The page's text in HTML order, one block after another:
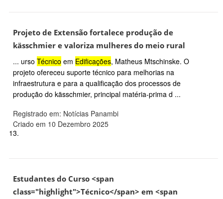
Projeto de Extensão fortalece produção de
kässchmier e valoriza mulheres do meio rural
... urso Técnico em Edificações, Matheus Mtschinske. O
projeto ofereceu suporte técnico para melhorias na
infraestrutura e para a qualificação dos processos de
produção do kässchmier, principal matéria-prima d ...
Registrado em: Notícias Panambi
Criado em 10 Dezembro 2025
13.
Estudantes do Curso <span
class="highlight">Técnico</span> em <span